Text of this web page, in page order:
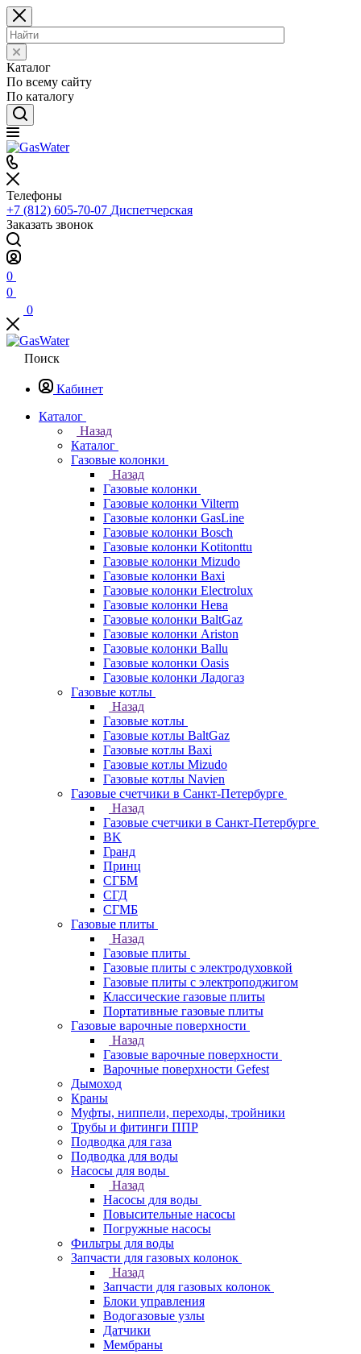
Каталог
По всему сайту
По каталогу
Телефоны
+7 (812) 605-70-07 Диспетчерская
Заказать звонок
0
0
0
Поиск
Кабинет
Каталог
Назад
Каталог
Газовые колонки
Назад
Газовые колонки
Газовые колонки Vilterm
Газовые колонки GasLine
Газовые колонки Bosch
Газовые колонки Kotitonttu
Газовые колонки Mizudo
Газовые колонки Baxi
Газовые колонки Electrolux
Газовые колонки Нева
Газовые колонки BaltGaz
Газовые колонки Ariston
Газовые колонки Ballu
Газовые колонки Oasis
Газовые колонки Ладогаз
Газовые котлы
Назад
Газовые котлы
Газовые котлы BaltGaz
Газовые котлы Baxi
Газовые котлы Mizudo
Газовые котлы Navien
Газовые счетчики в Санкт-Петербурге
Назад
Газовые счетчики в Санкт-Петербурге
BK
Гранд
Принц
СГБМ
СГД
СГМБ
Газовые плиты
Назад
Газовые плиты
Газовые плиты с электродуховкой
Газовые плиты с электроподжигом
Классические газовые плиты
Портативные газовые плиты
Газовые варочные поверхности
Назад
Газовые варочные поверхности
Варочные поверхности Gefest
Дымоход
Краны
Муфты, ниппели, переходы, тройники
Трубы и фитинги ППР
Подводка для газа
Подводка для воды
Насосы для воды
Назад
Насосы для воды
Повысительные насосы
Погружные насосы
Фильтры для воды
Запчасти для газовых колонок
Назад
Запчасти для газовых колонок
Блоки управления
Водогазовые узлы
Датчики
Мембраны